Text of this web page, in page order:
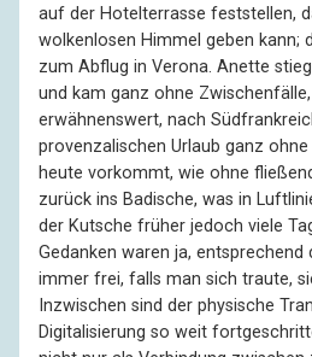
auf der Hotelterrasse feststellen,
wolkenlosen Himmel geben kann;
zum Abflug in Verona. Anette
und kam ganz ohne
erwähnenswert, nach
provenzalischen Urlaub ganz
heute vorkommt, wie ohne
zurück ins Badische, was in
der Kutsche früher jedoch viele
Gedanken waren ja, entsprechend
immer frei, falls man sich traute,
Inzwischen sind der physische
Digitalisierung so weit